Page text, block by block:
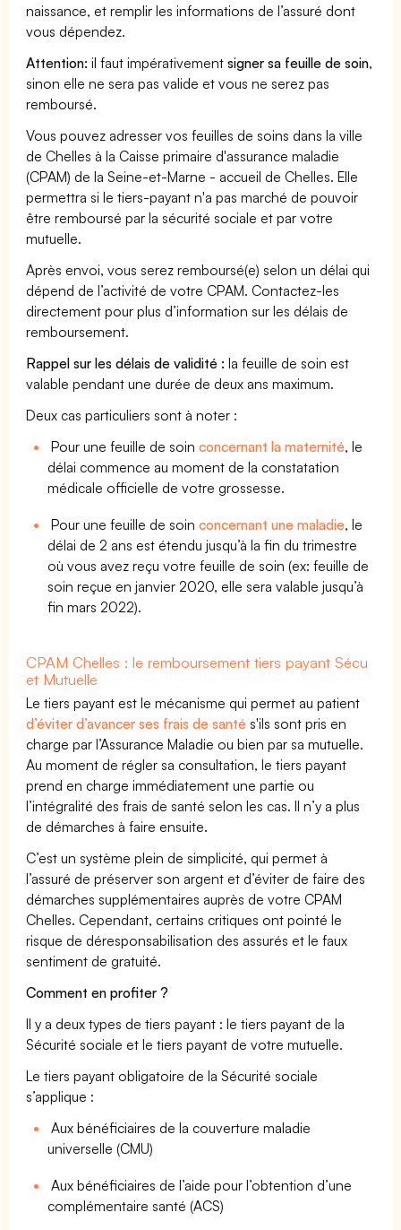
naissance, et remplir les informations de l’assuré dont
vous dépendez.
Attention: il faut impérativementsigner sa feuille de soin,
sinon elle ne sera pas valide et vous ne serez pas
remboursé.
Vous pouvez adresser vos feuilles de soins dans la ville
de Chelles à la Caisse primaire d'assurance maladie
(CPAM) de la Seine-et-Marne - accueil de Chelles. Elle
permettra si le tiers-payant n'a pas marché de pouvoir
être remboursé par la sécurité sociale et par votre
mutuelle.
Après envoi, vous serez remboursé(e) selon un délai qui
dépend de l’activité de votre CPAM. Contactez-les
directement pour plus d’information sur les délais de
remboursement.
Rappel sur les délais de validité : la feuille de soin est
valable pendant une durée de deux ans maximum.
Deux cas particuliers sont à noter :
Pour une feuille de soinconcernant la maternité, le
délai commence au moment de la constatation
médicale officielle de votre grossesse.
Pour une feuille de soinconcernant une maladie, le
délai de 2 ans est étendu jusqu’à la fin du trimestre
où vous avez reçu votre feuille de soin (ex: feuille de
soin reçue en janvier 2020, elle sera valable jusqu’à
fin mars 2022).
CPAM Chelles : le remboursement tiers payant Sécu
et Mutuelle
Le tiers payant est le mécanisme qui permet au patient
d’éviter d’avancer ses frais de santé s'ils sont pris en
charge par l’Assurance Maladie ou bien par sa mutuelle.
Au moment de régler sa consultation, le tiers payant
prend en charge immédiatement une partie ou
l’intégralité des frais de santé selon les cas. Il n’y a plus
de démarches à faire ensuite.
C’est un système plein de simplicité, qui permet à
l’assuré de préserver son argent et d’éviter de faire des
démarches supplémentaires auprès de votre CPAM
Chelles. Cependant, certains critiques ont pointé le
risque de déresponsabilisation des assurés et le faux
sentiment de gratuité.
Comment en profiter ?
Il y a deux types de tiers payant : le tiers payant de la
Sécurité sociale et le tiers payant de votre mutuelle.
Le tiers payant obligatoire de la Sécurité sociale
s’applique :
Aux bénéficiaires de la couverture maladie
universelle (CMU)
Aux bénéficiaires de l’aide pour l’obtention d’une
complémentaire santé (ACS)